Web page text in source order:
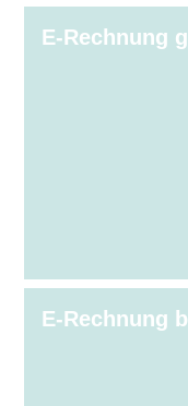
E-Rechnung
E-Rechnung